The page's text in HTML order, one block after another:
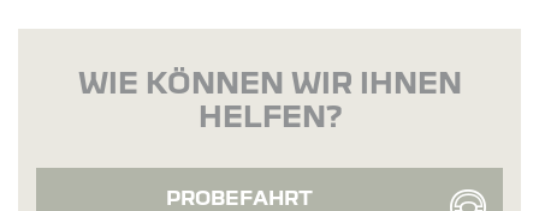
WIE KÖNNEN WIR IHNEN
HELFEN?
PROBEFAHRT